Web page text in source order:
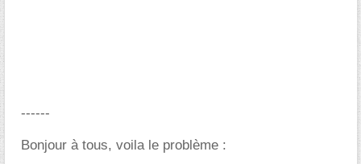
------
Bonjour à tous, voila le problème :